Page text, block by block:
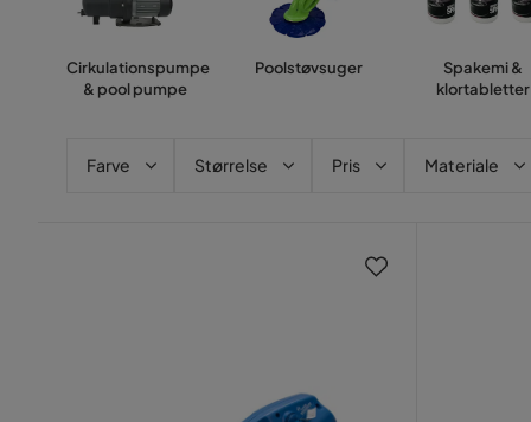
Cirkulationspumpe
& pool pumpe
Poolstøvsuger
Spakemi &
klortabletter
Farve Størrelse Pris Materiale